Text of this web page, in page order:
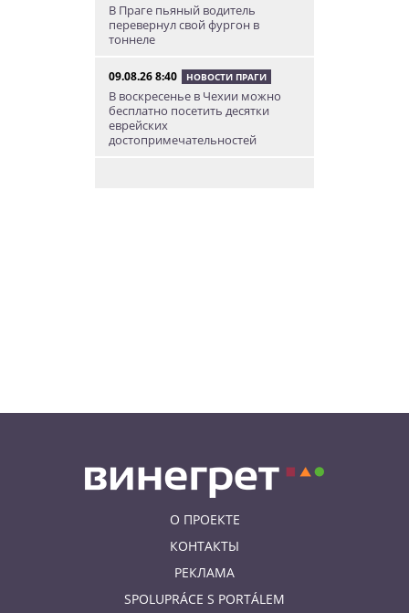
В Праге пьяный водитель
перевернул свой фургон в
тоннеле
09.08.26 8:40 НОВОСТИ ПРАГИ
В воскресенье в Чехии можно
бесплатно посетить десятки
еврейских
достопримечательностей
О ПРОЕКТЕ
КОНТАКТЫ
РЕКЛАМА
SPOLUPRÁCE S PORTÁLEM